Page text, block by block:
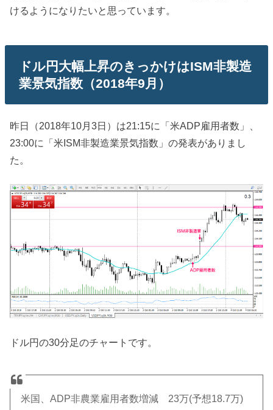
けるようになりたいと思っています。
ドル円大幅上昇のきっかけはISM非製造
業景気指数（2018年9月）
昨日（2018年10月3日）は21:15に「米ADP雇用者数」、
23:00に「米ISM非製造業景気指数」の発表がありまし
た。
ドル円の30分足のチャートです。
米国、ADP非農業雇用者数増減 23万(予想18.7万)